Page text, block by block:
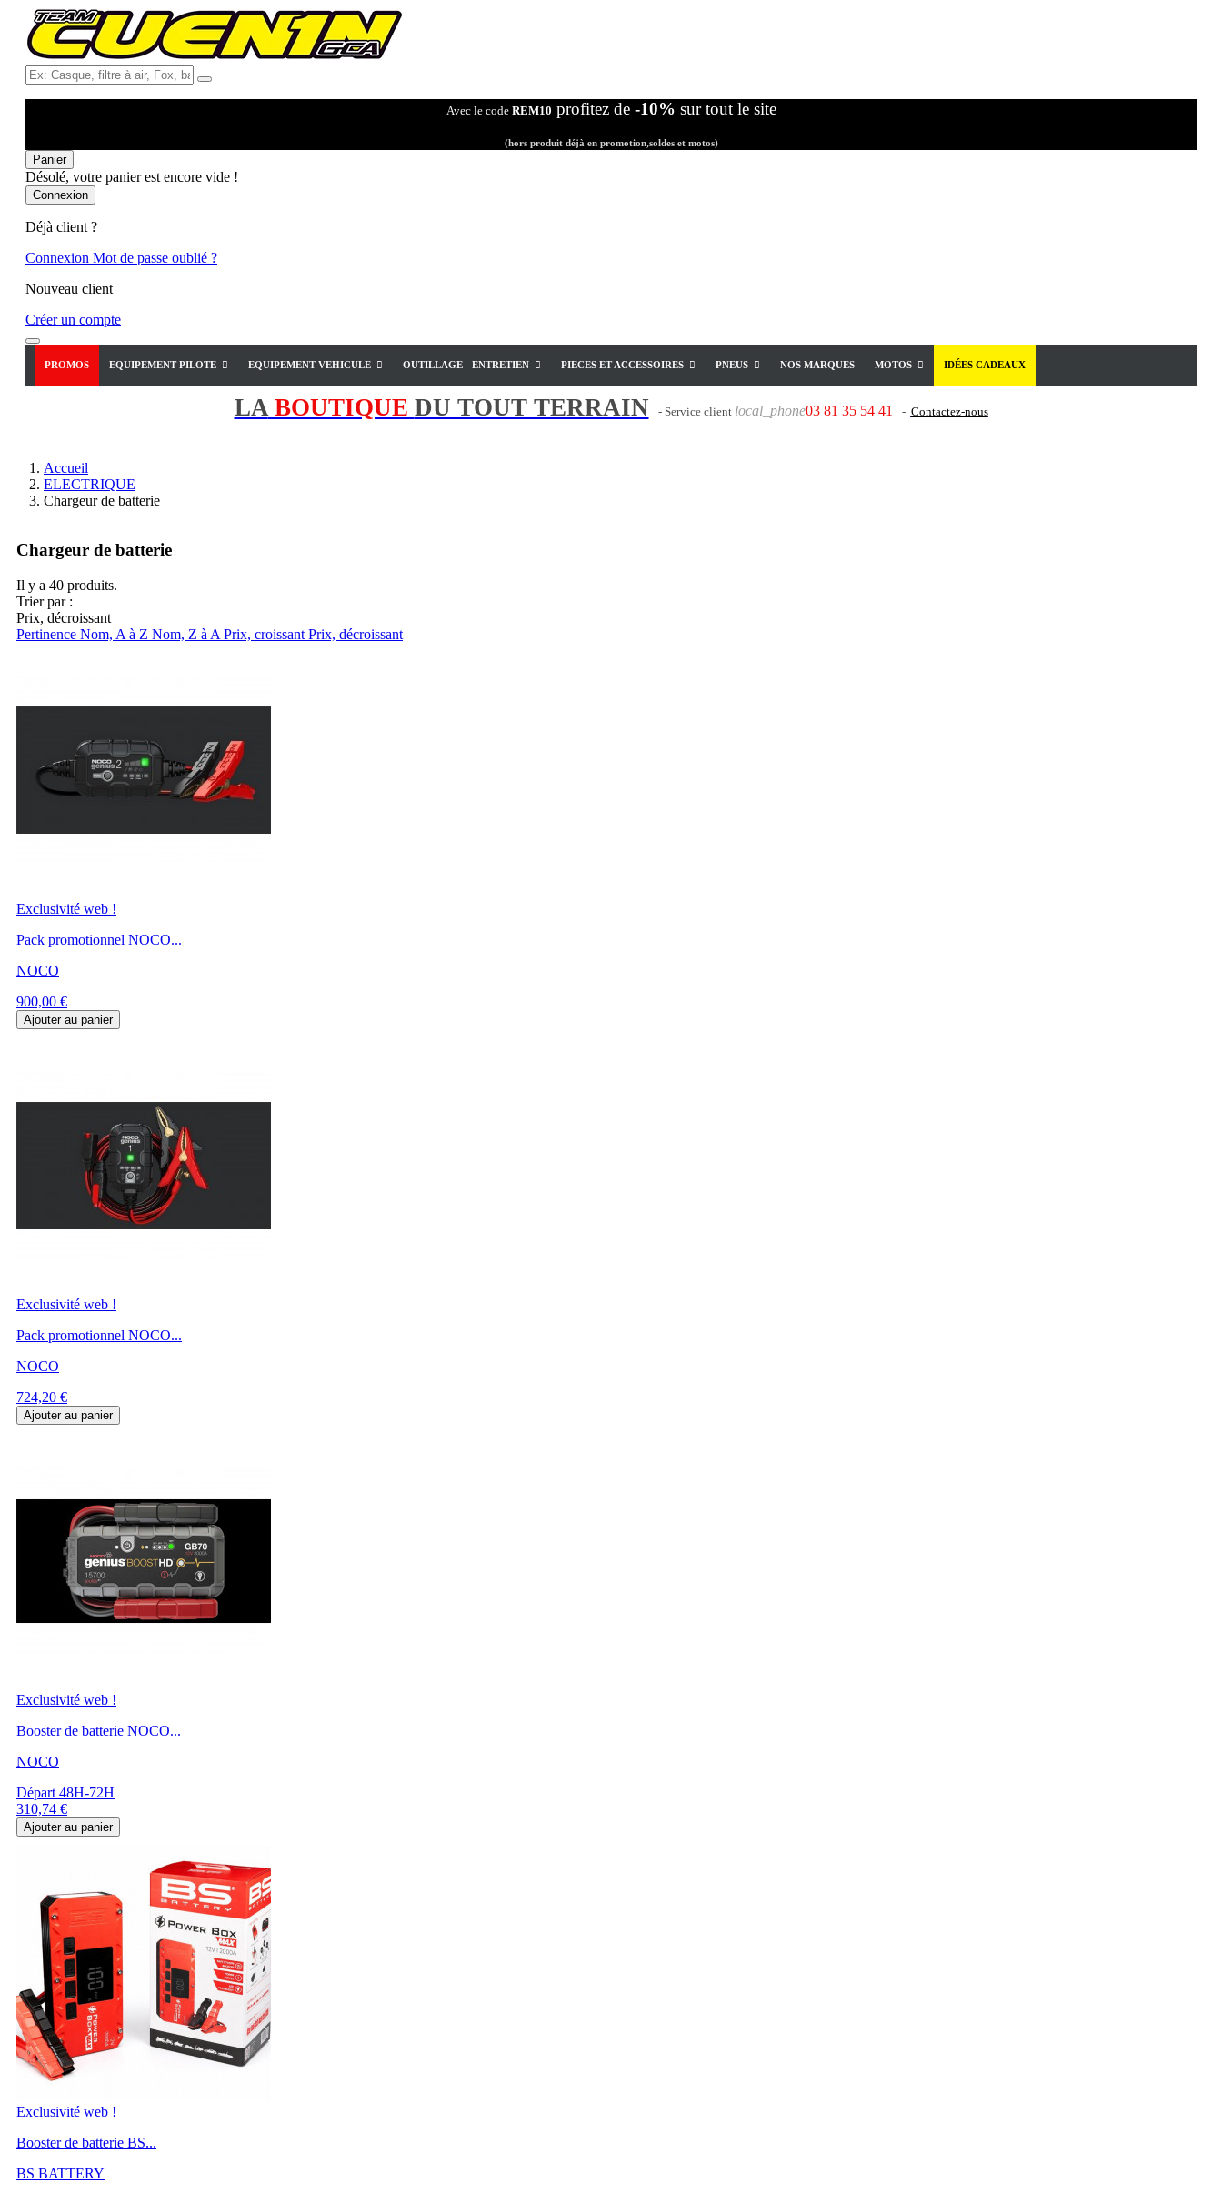
Ex:
Casque,
Fox,
...
Avec le code REM10 profitez de -10% sur tout le site
(hors produit déjà en promotion,soldes et motos)
Panier
Désolé, votre panier est encore vide !
Connexion
Déjà client ?
Connexion Mot de passe oublié ?
Nouveau client
Créer un compte
PROMOS EQUIPEMENT PILOTE EQUIPEMENT VEHICULE OUTILLAGE - ENTRETIEN PIECES ET ACCESSOIRES PNEUS NOS MARQUES MOTOS IDÉES CADEAUX
LABOUTIQUE DU TOUT TERRAIN - Service client local_phone03 81 35 54 41 - Contactez-nous
Accueil
ELECTRIQUE
Chargeur de batterie
Chargeur de batterie
Il y a 40 produits.
Trier par :
Prix, décroissant
Pertinence Nom, A à Z Nom, Z à A Prix, croissant Prix, décroissant
Exclusivité web !
Pack promotionnel NOCO...
NOCO
Prix
900,00 €
Ajouter au panier
Exclusivité web !
Pack promotionnel NOCO...
NOCO
Prix
724,20 €
Ajouter au panier
Exclusivité web !
Booster de batterie NOCO...
NOCO
Départ 48H-72H
Prix
310,74 €
Ajouter au panier
Exclusivité web !
Booster de batterie BS...
BS BATTERY